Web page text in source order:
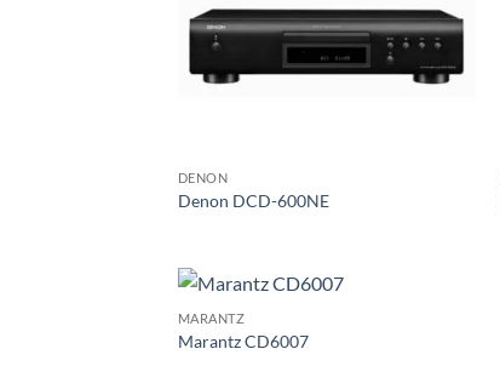
DENON
Denon DCD-600NE
MARANTZ
Marantz CD6007